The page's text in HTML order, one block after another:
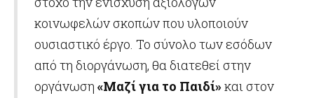
κοινωφελών σκοπών που υλοποιούν
ουσιαστικό έργο. Το σύνολο των εσόδων
από τη διοργάνωση, θα διατεθεί στην
οργάνωση «Μαζί για το Παιδί»και στον